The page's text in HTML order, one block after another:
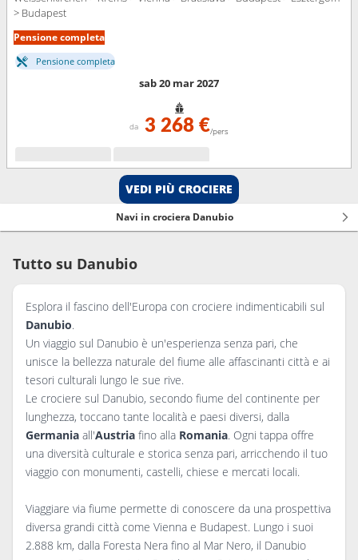
> Budapest
Pensione completa
Pensione completa
sab 20 mar 2027
da 3 268 €/pers
VEDI PIÙ CROCIERE
Navi in crociera Danubio
Tutto su Danubio
Esplora il fascino dell'Europa con crociere indimenticabili sul
Danubio.
Un viaggio sul Danubio è un'esperienza senza pari, che
unisce la bellezza naturale del fiume alle affascinanti città e ai
tesori culturali lungo le sue rive.
Le crociere sul Danubio, secondo fiume del continente per
lunghezza, toccano tante località e paesi diversi, dalla
Germania all'Austria fino alla Romania. Ogni tappa offre
una diversità culturale e storica senza pari, arricchendo il tuo
viaggio con monumenti, castelli, chiese e mercati locali.
Viaggiare via fiume permette di conoscere da una prospettiva
diversa grandi città come Vienna e Budapest. Lungo i suoi
2.888 km, dalla Foresta Nera fino al Mar Nero, il Danubio